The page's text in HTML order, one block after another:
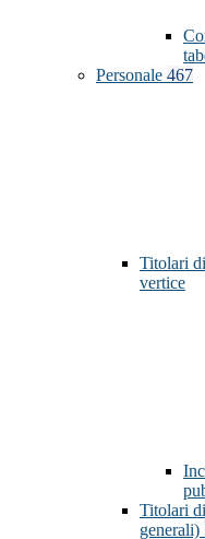
Personale 467
Titolari
vertice
Titolari
generali)